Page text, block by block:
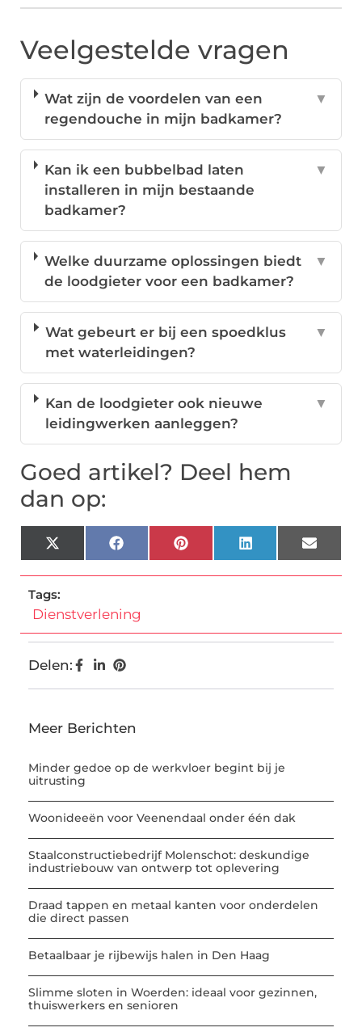
Veelgestelde vragen
Wat zijn de voordelen van een
regendouche in mijn badkamer?
▼
Kan ik een bubbelbad laten
installeren in mijn bestaande
badkamer?
▼
Welke duurzame oplossingen biedt
de loodgieter voor een badkamer?
▼
Wat gebeurt er bij een spoedklus
met waterleidingen?
▼
Kan de loodgieter ook nieuwe
leidingwerken aanleggen?
▼
Goed artikel? Deel hem
dan op:
X
(Twitter)
FacebookPinterestLinkedInEmail
Tags:
Dienstverlening
Delen:
Meer Berichten
Minder gedoe op de werkvloer begint bij je
uitrusting
Woonideeën voor Veenendaal onder één dak
Staalconstructiebedrijf Molenschot: deskundige
industriebouw van ontwerp tot oplevering
Draad tappen en metaal kanten voor onderdelen
die direct passen
Betaalbaar je rijbewijs halen in Den Haag
Slimme sloten in Woerden: ideaal voor gezinnen,
thuiswerkers en senioren